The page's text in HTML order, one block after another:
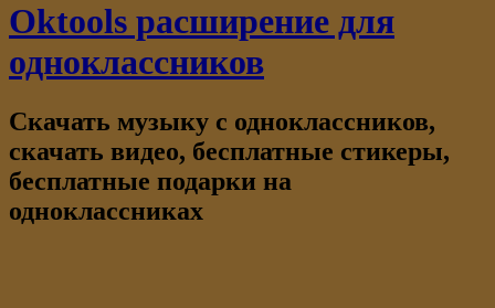
Oktools расширение для
одноклассников
Скачать музыку с одноклассников,
скачать видео, бесплатные стикеры,
бесплатные подарки на
одноклассниках